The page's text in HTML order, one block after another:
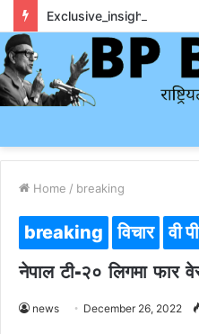
Home / breaking
breaking विचार वी
नेपाल टी-२० लिगमा फार
news December 26, 2022